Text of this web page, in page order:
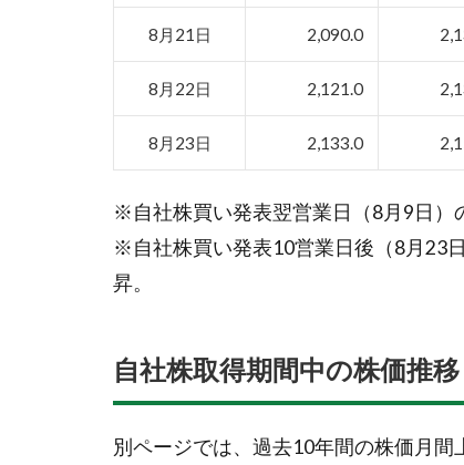
8月21日 2,090.0
8月22日 2,121.0
8月23日 2,133.0
※自社株買い発表翌営業日（8月9日）
※自社株買い発表10営業日後（8月23
昇。
自社株取得期間中の株価推移
別ページでは、過去10年間の株価月